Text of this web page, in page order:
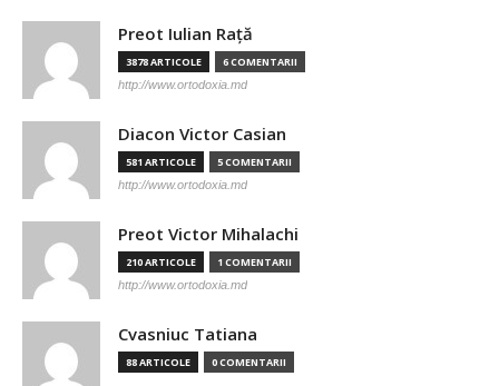
Preot Iulian Raţă
3878 ARTICOLE 6 COMENTARII
http://www.ortodoxia.md
Diacon Victor Casian
581 ARTICOLE 5 COMENTARII
http://www.ortodoxia.md
Preot Victor Mihalachi
210 ARTICOLE 1 COMENTARII
http://www.ortodoxia.md
Cvasniuc Tatiana
88 ARTICOLE 0 COMENTARII